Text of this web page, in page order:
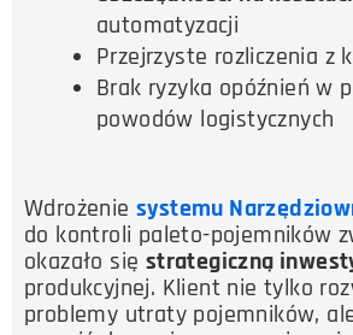
automatyzacji
Przejrzyste rozliczenia z
Brak ryzyka opóźnień w
powodów logistycznych
Wdrożenie systemu
do kontroli paleto-pojemników
okazało się strategiczną
produkcyjnej. Klient nie tylko
problemy utraty pojemników,